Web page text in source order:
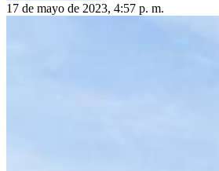
17 de mayo de 2023, 4:57 p. m.